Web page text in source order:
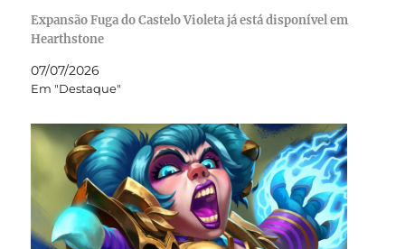
Expansão Fuga do Castelo Violeta já está disponível em
Hearthstone
07/07/2026
Em "Destaque"